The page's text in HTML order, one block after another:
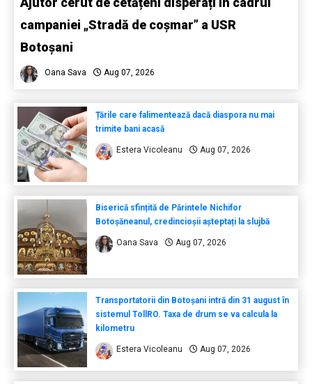
campaniei „Stradă de coșmar” a USR
Botoșani
Oana Sava Aug 07, 2026
Țările care falimentează dacă diaspora nu mai
trimite bani acasă
Estera Vicoleanu Aug 07, 2026
Biserică sfințită de Părintele Nichifor
Botoșăneanul, credincioșii așteptați la slujbă
Oana Sava Aug 07, 2026
Transportatorii din Botoșani intră din 31 august în
sistemul TollRO. Taxa de drum se va calcula la
kilometru
Estera Vicoleanu Aug 07, 2026